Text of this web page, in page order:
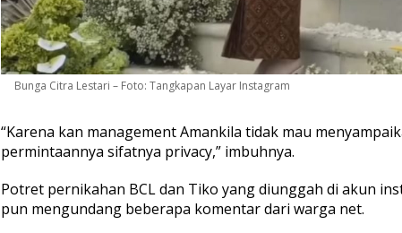
Bunga Citra Lestari – Foto: Tangkapan Layar Instagram
“Karena kan management Amankila tidak mau
permintaannya sifatnya privacy,” imbuhnya.
Potret pernikahan BCL dan Tiko yang diunggah di akun
pun mengundang beberapa komentar dari warga net.